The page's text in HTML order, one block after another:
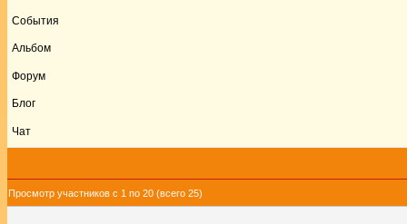
События
Альбом
Форум
Блог
Чат
Просмотр участников с 1 по 20 (всего 25)